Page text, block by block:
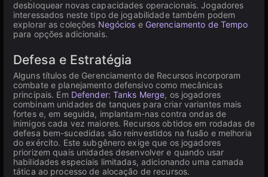
desbloquear novas capacidades operacionais. Jogadores
interessados neste tipo de jogabilidade também podem
explorar as coleções Negócios e Gerenciamento de Tempo
para opções adicionais.
Defesa e Estratégia
Alguns títulos de Gerenciamento de Recursos incorporam
combate e planejamento defensivo como mecânicas
principais. Em Defender: Tanks Merge, os jogadores
combinam unidades de tanques para criar variantes mais
fortes e, em seguida, implantam-nas contra ondas de
inimigos cada vez maiores. Recursos obtidos em rodadas de
defesa bem-sucedidas são reinvestidos na fusão e melhoria
do exército. Este subgênero exige que os jogadores
priorizem quais unidades desenvolver e quando usar
habilidades especiais limitadas, adicionando uma camada
tática ao processo de alocação de recursos.